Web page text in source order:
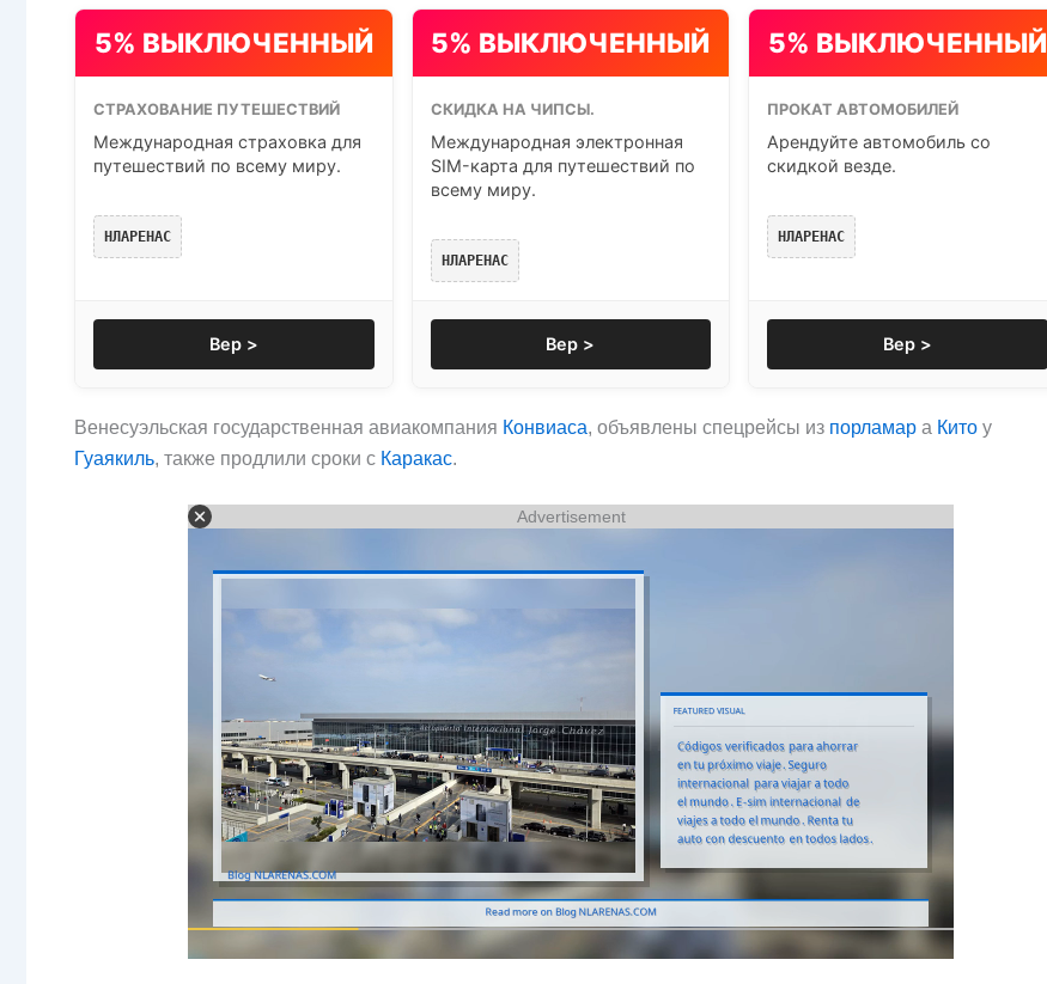
5% ВЫКЛЮЧЕННЫЙ
СТРАХОВАНИЕ ПУТЕШЕСТВИЙ
Международная страховка для
путешествий по всему миру.
НЛАРЕНАС
Вер >
5% ВЫКЛЮЧЕННЫЙ
СКИДКА НА ЧИПСЫ.
Международная электронная
SIM-карта для путешествий по
всему миру.
НЛАРЕНАС
Вер >
5% ВЫКЛЮЧЕННЫЙ
ПРОКАТ АВТОМОБИЛЕЙ
Арендуйте автомобиль со
скидкой везде.
НЛАРЕНАС
Вер >
Венесуэльская государственная авиакомпания Конвиаса, объявлены спецрейсы из порламар а Кито у
Гуаякиль, также продлили сроки с Каракас.
Advertisement